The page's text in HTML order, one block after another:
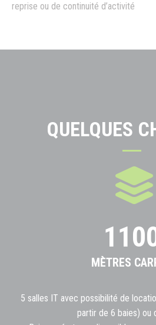
reprise ou de continuité d’activité
QUELQUES
MÈTRES
5 salles IT avec possibilité de
partir de 6 baies) ou